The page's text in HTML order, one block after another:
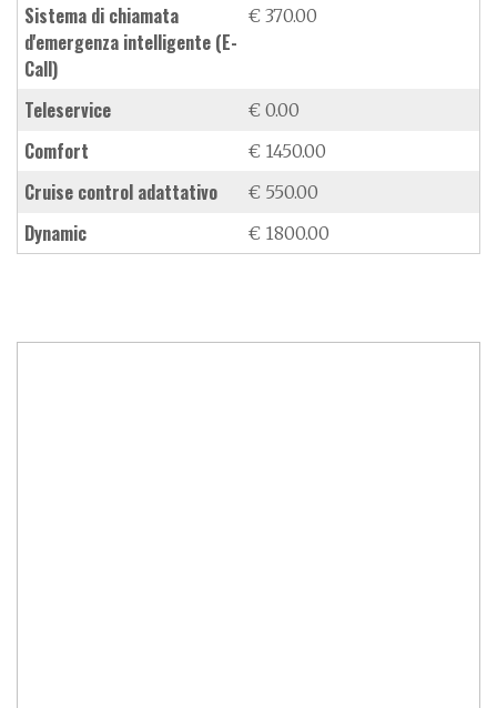
sistema di chiamata
d'emergenza intelligente (E-
Call)
€ 370.00
teleservice € 0.00
Comfort € 1450.00
cruise control adattativo € 550.00
Dynamic € 1800.00